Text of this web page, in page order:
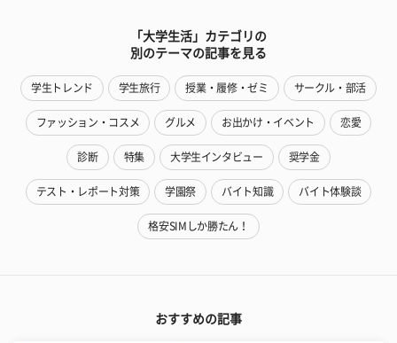
「大学生活」カテゴリの
別のテーマの記事を見る
学生トレンド 学生旅行 授業・履修・ゼミ サークル・部活
ファッション・コスメ グルメ お出かけ・イベント 恋愛
診断 特集 大学生インタビュー 奨学金
テスト・レポート対策 学園祭 バイト知識 バイト体験談
格安SIMしか勝たん！
おすすめの記事